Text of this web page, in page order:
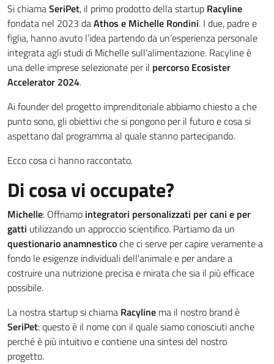
Si chiamaSeriPet, il primo prodotto della startup Racyline
fondata nel 2023 daAthos e Michelle Rondini. I due, padre e
figlia, hanno avuto l’idea partendo da un’esperienza personale
integrata agli studi di Michelle sull’alimentazione. Racyline è
una delle imprese selezionate per il percorso Ecosister
Accelerator 2024.
Ai founder del progetto imprenditoriale abbiamo chiesto a che
punto sono, gli obiettivi che si pongono per il futuro e cosa si
aspettano dal programma al quale stanno partecipando.
Ecco cosa ci hanno raccontato.
Di cosa vi occupate?
Michelle: Offriamo integratori personalizzati per cani e per
gatti utilizzando un approccio scientifico. Partiamo da un
questionario anamnesticoche ci serve per capire veramente a
fondo le esigenze individuali dell'animale e per andare a
costruire una nutrizione precisa e mirata che sia il più efficace
possibile.
La nostra startup si chiama Racyline ma il nostro brand è
SeriPet: questo è il nome con il quale siamo conosciuti anche
perché è più intuitivo e contiene una sintesi del nostro
progetto.